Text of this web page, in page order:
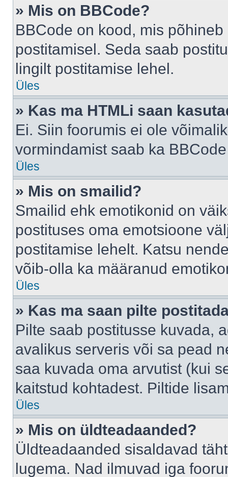
» Mis on BBCode?
BBCode on kood, mis
postitamisel. Seda saab
lingilt postitamise lehel.
Üles
» Kas ma HTMLi saan
Ei. Siin foorumis ei ole
vormindamist saab ka
Üles
» Mis on smailid?
Smailid ehk emotikonid on
postituses oma emotsioone
postitamise lehelt. Katsu
võib-olla ka määranud
Üles
» Kas ma saan pilte
Pilte saab postitusse kuvada,
avalikus serveris või sa pead
saa kuvada oma arvutist (kui
kaitstud kohtadest. Piltide
Üles
» Mis on üldteadaanded?
Üldteadaanded sisaldavad
lugema. Nad ilmuvad iga